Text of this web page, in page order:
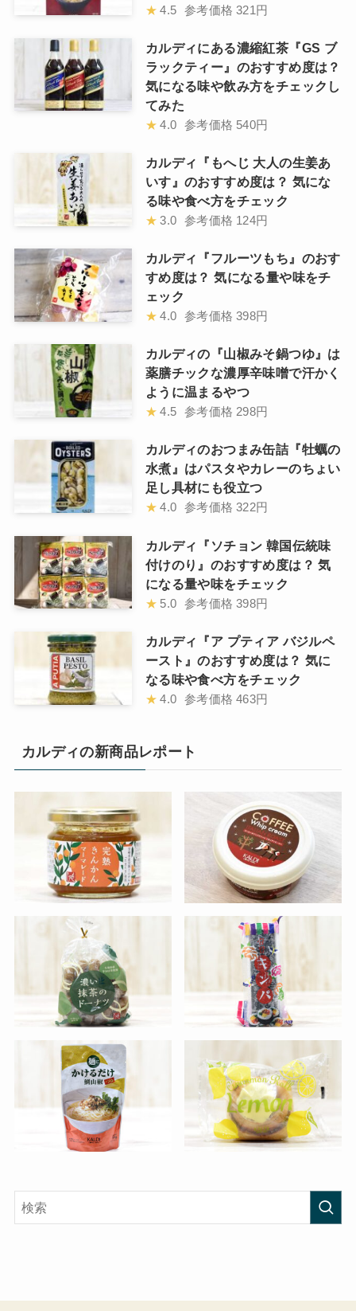
★ 4.5 参考価格 321円
カルディにある濃縮紅茶『GS ブ
ラックティー』のおすすめ度は？
気になる味や飲み方をチェックし
てみた
★ 4.0 参考価格 540円
カルディ『もへじ 大人の生姜あ
いす』のおすすめ度は？ 気にな
る味や食べ方をチェック
★ 3.0 参考価格 124円
カルディ『フルーツもち』のおす
すめ度は？ 気になる量や味をチ
ェック
★ 4.0 参考価格 398円
カルディの『山椒みそ鍋つゆ』は
薬膳チックな濃厚辛味噌で汗かく
ように温まるやつ
★ 4.5 参考価格 298円
カルディのおつまみ缶詰『牡蠣の
水煮』はパスタやカレーのちょい
足し具材にも役立つ
★ 4.0 参考価格 322円
カルディ『ソチョン 韓国伝統味
付けのり』のおすすめ度は？ 気
になる量や味をチェック
★ 5.0 参考価格 398円
カルディ『ア プティア バジルペ
ースト』のおすすめ度は？ 気に
なる味や食べ方をチェック
★ 4.0 参考価格 463円
カルディの新商品レポート